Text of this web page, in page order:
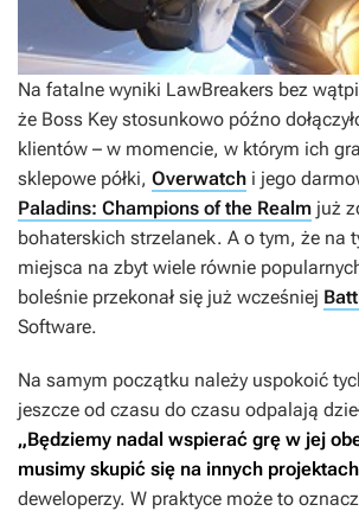
Na fatalne wyniki LawBreakers bez
że Boss Key stosunkowo późno
klientów – w momencie, w którym ich
sklepowe półki, Overwatch i jego
Paladins: Champions of the Realm już
bohaterskich strzelanek. A o tym, że na
miejsca na zbyt wiele równie
boleśnie przekonał się już wcześniej
Software.
Na samym początku należy uspokoić
jeszcze od czasu do czasu odpalają
„Będziemy nadal wspierać grę w jej
musimy skupić się na innych
deweloperzy. W praktyce może to